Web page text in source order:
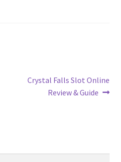
Next
Crystal Falls Slot Online
Review & Guide